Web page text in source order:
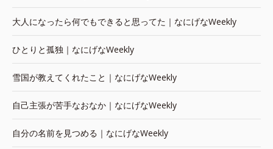
大人になったら何でもできると思ってた｜なにげなWeekly
ひとりと孤独｜なにげなWeekly
雪国が教えてくれたこと｜なにげなWeekly
自己主張が苦手なおなか｜なにげなWeekly
自分の名前を見つめる｜なにげなWeekly